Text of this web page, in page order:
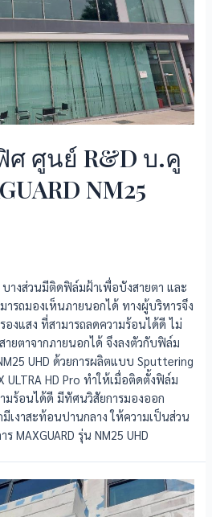
ศูนย์ R&D บ.คู
NM25
งส่วนมีติดฟิล์มฝ้าเพื่อบังสายตา และ
รถมองเห็นภายนอกได้ ทางผู้บริหารจึง
องแสง ที่สามารถลดความร้อนได้ดี ไม่
ยตาจากภายนอกได้ จึงลงตัวกับฟิล์ม
UHD ด้วยการผลิตแบบ Sputtering
HD Pro ทำให้เมื่อติดตั้งฟิล์ม
มร้อนได้ดี มีทัศนวิสัยการมองออก
เงาสะท้อนปานกลาง ให้ความเป็นส่วน
MAXGUARD รุ่น NM25 UHD